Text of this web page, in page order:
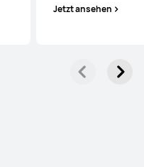
Jetzt ansehen